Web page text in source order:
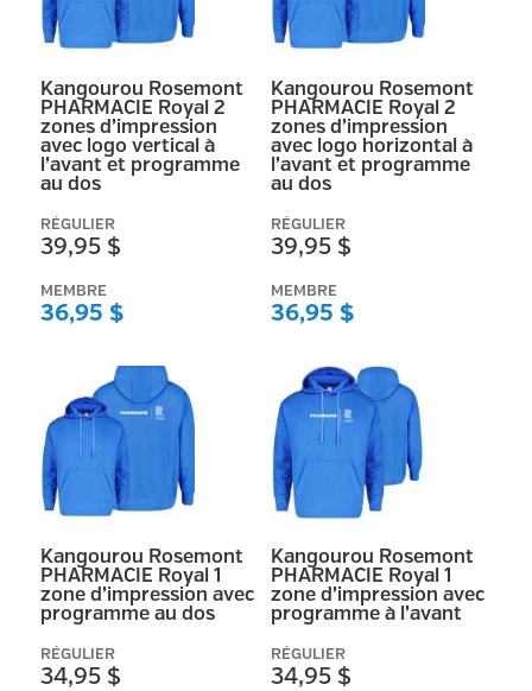
Kangourou Rosemont
PHARMACIE Royal 2
zones d’impression
avec logo vertical à
l’avant et programme
au dos
RÉGULIER
39,95 $
MEMBRE
36,95 $
Kangourou Rosemont
PHARMACIE Royal 2
zones d’impression
avec logo horizontal à
l’avant et programme
au dos
RÉGULIER
39,95 $
MEMBRE
36,95 $
Kangourou Rosemont
PHARMACIE Royal 1
zone d’impression avec
programme au dos
RÉGULIER
34,95 $
Kangourou Rosemont
PHARMACIE Royal 1
zone d’impression avec
programme à l’avant
RÉGULIER
34,95 $